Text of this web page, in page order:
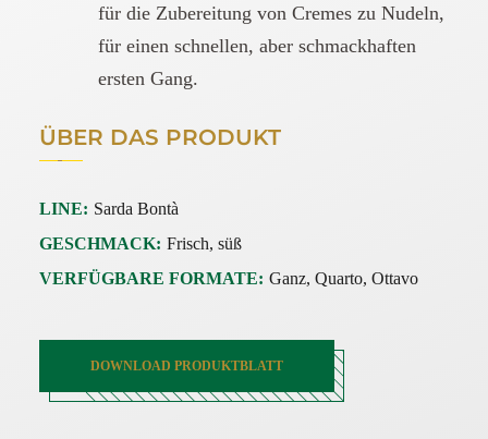
ÜBER DAS PRODUKT
LINE: Sarda Bontà
GESCHMACK: Frisch, süß
VERFÜGBARE FORMATE: Ganz, Quarto, Ottavo
DOWNLOAD PRODUKTBLATT
für die Zubereitung von Cremes zu Nudeln,
für einen schnellen, aber schmackhaften
ersten Gang.